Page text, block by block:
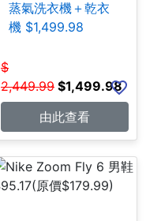
蒸氣洗衣機＋乾衣
機 $1,499.98
$
2,449.99 $1,499.98
由此查看